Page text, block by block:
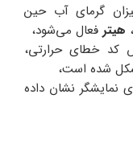
گرمای آب حین
هیتر فعال می‌شود،
خطای حرارتی،
شده است،
این مرحله با نمایش عدد 6 روی نمایشگر نشان داده